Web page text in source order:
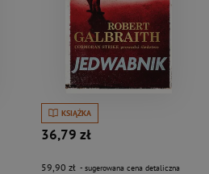
KSIĄŻKA
36,79 zł
59,90 zł - sugerowana cena detaliczna